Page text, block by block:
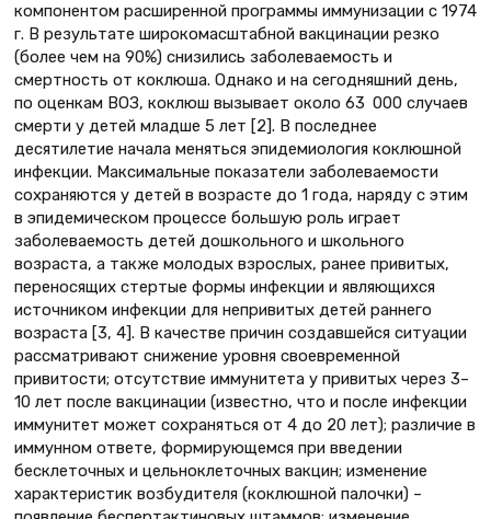
компонентом расширенной программы иммунизации с 1974
г. В результате широкомасштабной вакцинации резко
(более чем на 90%) снизились заболеваемость и
смертность от коклюша. Однако и на сегодняшний день,
по оценкам ВОЗ, коклюш вызывает около 63 000 случаев
смерти у детей младше 5 лет [2]. В последнее
десятилетие начала меняться эпидемиология коклюшной
инфекции. Максимальные показатели заболеваемости
сохраняются у детей в возрасте до 1 года, наряду с этим
в эпидемическом процессе большую роль играет
заболеваемость детей дошкольного и школьного
возраста, а также молодых взрослых, ранее привитых,
переносящих стертые формы инфекции и являющихся
источником инфекции для непривитых детей раннего
возраста [3, 4]. В качестве причин создавшейся ситуации
рассматривают снижение уровня своевременной
привитости; отсутствие иммунитета у привитых через 3–
10 лет после вакцинации (известно, что и после инфекции
иммунитет может сохраняться от 4 до 20 лет); различие в
иммунном ответе, формирующемся при введении
бесклеточных и цельноклеточных вакцин; изменение
характеристик возбудителя (коклюшной палочки) –